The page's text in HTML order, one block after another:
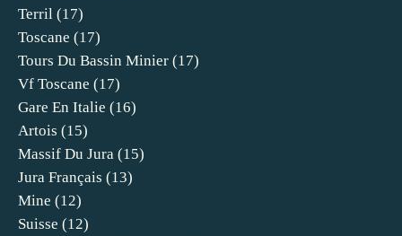
Terril (17)
Toscane (17)
Tours Du Bassin Minier (17)
Vf Toscane (17)
Gare En Italie (16)
Artois (15)
Massif Du Jura (15)
Jura Français (13)
Mine (12)
Suisse (12)